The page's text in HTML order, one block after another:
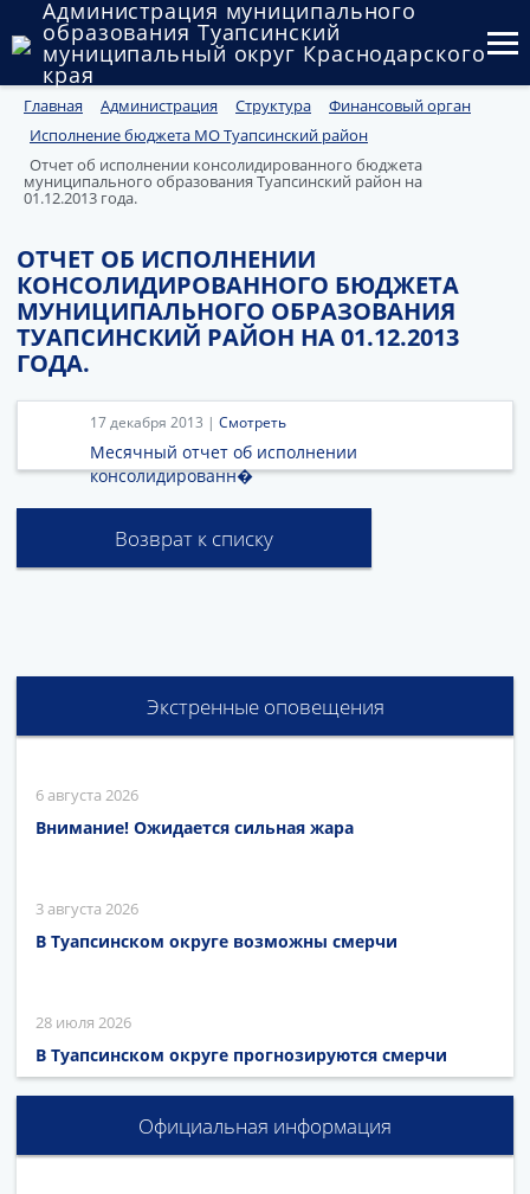
Администрация муниципального
образования Туапсинский
муниципальный округ Краснодарского
края
Округ
Администрация
Государственный и муниципальный контроль
Муниципальное имущество
Публичные слушания и общественные обсуждения
Документы
Главная Администрация Структура
Финансовый орган
Исполнение бюджета МО Туапсинский район
Отчет об исполнении консолидированного бюджета
муниципального образования Туапсинский район на
01.12.2013 года.
ОТЧЕТ ОБ ИСПОЛНЕНИИ
КОНСОЛИДИРОВАННОГО БЮДЖЕТА
МУНИЦИПАЛЬНОГО ОБРАЗОВАНИЯ
ТУАПСИНСКИЙ РАЙОН НА 01.12.2013
ГОДА.
17 декабря 2013 | Смотреть
Месячный отчет об исполнении
консолидированн�
Возврат к списку
Экстренные оповещения
6 августа 2026
Внимание! Ожидается сильная жара
3 августа 2026
В Туапсинском округе возможны смерчи
28 июля 2026
В Туапсинском округе прогнозируются смерчи
Официальная информация